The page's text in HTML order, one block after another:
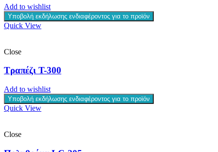
Add to wishlist
Υποβολή εκδήλωσης ενδιαφέροντος για το προϊόν
Quick View
Close
Τραπέζι T-300
Add to wishlist
Υποβολή εκδήλωσης ενδιαφέροντος για το προϊόν
Quick View
Close